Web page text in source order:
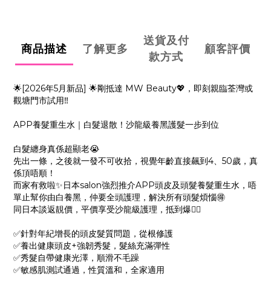
商品描述 了解更多
送貨及付
款方式
顧客評價
🌟[2026年5月新品] 🌟剛抵達 MW Beauty💖，即刻親臨荃灣或
觀塘門市試用‼️
APP養髮重生水｜白髮退散！沙龍級養黑護髮一步到位
白髮纏身真係超顯老😭
先出一條，之後就一發不可收拾，視覺年齡直接飆到4、50歲，真
係頂唔順！
而家有救啦✨日本salon強烈推介APP頭皮及頭髮養髮重生水，唔
單止幫你由白養黑，仲要全頭護理，解決所有頭髮煩惱🉐
同日本談返靚價，平價享受沙龍級護理，抵到爆👍🏻
✅針對年紀增長的頭皮髮質問題，從根修護
✅養出健康頭皮+強韌秀髮，髮絲充滿彈性
✅秀髮自帶健康光澤，順滑不毛躁
✅敏感肌測試通過，性質溫和，全家適用